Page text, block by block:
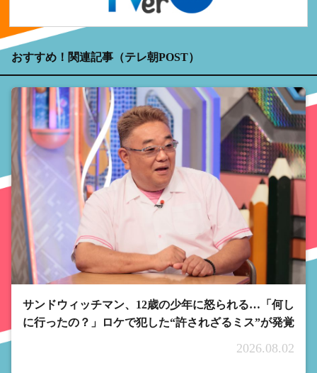
おすすめ！関連記事（テレ朝POST）
サンドウィッチマン、12歳の少年に怒られる…「何し
に行ったの？」ロケで犯した“許されざるミス”が発覚
2026.08.02